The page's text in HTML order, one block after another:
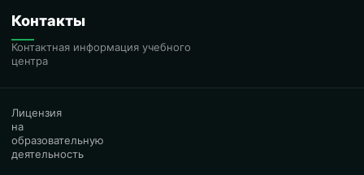
Контакты
Контактная информация учебного
центра
Лицензия
на
образовательную
деятельность